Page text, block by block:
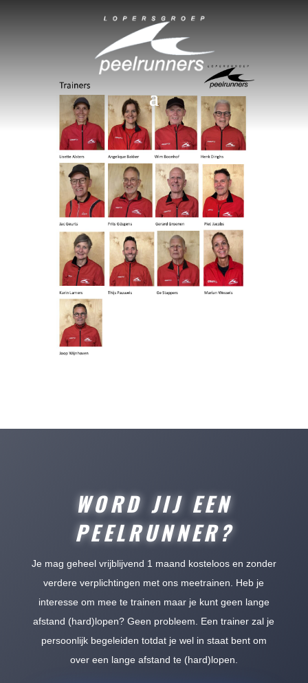
WORD JIJ EEN
PEELRUNNER?
Je mag geheel vrijblijvend 1 maand kosteloos en zonder
verdere verplichtingen met ons meetrainen. Heb je
interesse om mee te trainen maar je kunt geen lange
afstand (hard)lopen? Geen probleem. Een trainer zal je
persoonlijk begeleiden totdat je wel in staat bent om
over een lange afstand te (hard)lopen.